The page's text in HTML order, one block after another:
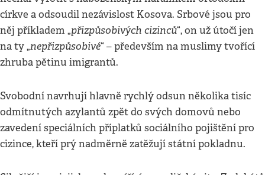
církve a odsoudil nezávislost Kosova. Srbové jsou pro
něj příkladem „přizpůsobivých cizinců“, on už útočí jen
na ty „nepřizpůsobivé“ – především na muslimy tvořící
zhruba pětinu imigrantů.
Svobodní navrhují hlavně rychlý odsun několika tisíc
odmítnutých azylantů zpět do svých domovů nebo
zavedení speciálních příplatků sociálního pojištění pro
cizince, kteří prý nadměrně zatěžují státní pokladnu.